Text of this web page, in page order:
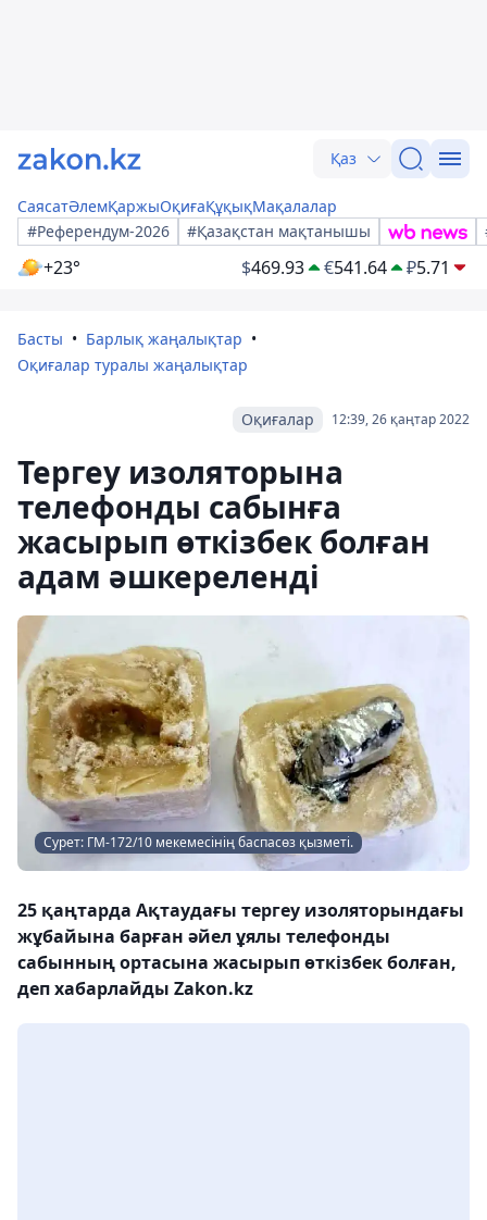
Қаз
СаясатӘлемҚаржыОқиғаҚұқықМақалалар
#Референдум-2026
#Қазақстан мақтанышы
+23° $469.93 €541.64 ₽5.71
Басты
Барлық жаңалықтар
Оқиғалар туралы жаңалықтар
12:39, 26 қаңтар 2022
Оқиғалар
Тергеу изоляторына
телефонды сабынға
жасырып өткізбек болған
адам әшкереленді
Сурет: ГМ-172/10 мекемесінің баспасөз қызметі.
25 қаңтарда Ақтаудағы тергеу изоляторындағы
жұбайына барған әйел ұялы телефонды
сабынның ортасына жасырып өткізбек болған,
деп хабарлайды Zakon.kz